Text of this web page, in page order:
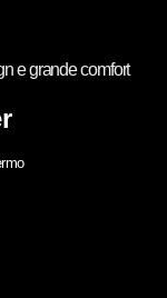
e grande comfort